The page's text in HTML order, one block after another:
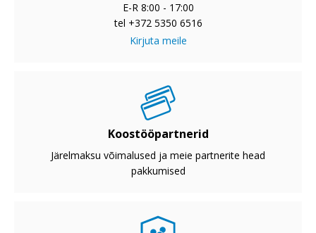
E-R 8:00 - 17:00
tel +372 5350 6516
Kirjuta meile
Koostööpartnerid
Järelmaksu võimalused ja meie partnerite head
pakkumised